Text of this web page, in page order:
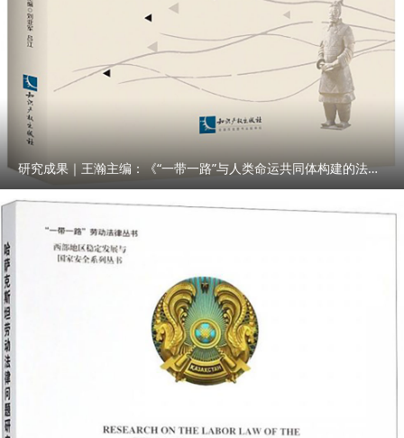
研究成果｜王瀚主编：《“一带一路”与人类命运共同体构建的法律与实践》